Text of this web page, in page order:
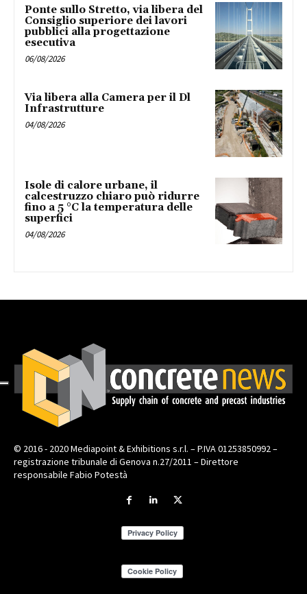
Ponte sullo Stretto, via libera del
Consiglio superiore dei lavori
pubblici alla progettazione
esecutiva
06/08/2026
Via libera alla Camera per il Dl
Infrastrutture
04/08/2026
Isole di calore urbane, il
calcestruzzo chiaro può ridurre
fino a 5 °C la temperatura delle
superfici
04/08/2026
© 2016 - 2020 Mediapoint & Exhibitions s.r.l. – P.IVA 01253850992 –
registrazione tribunale di Genova n.27/2011 – Direttore
responsabile Fabio Potestà